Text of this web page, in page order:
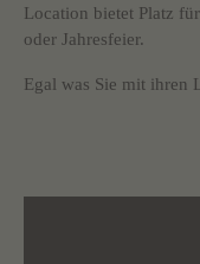
Location bietet Platz
oder Jahresfeier.
Egal was Sie mit ihren